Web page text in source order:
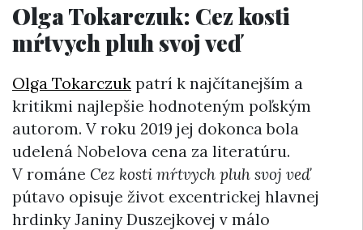
Olga Tokarczuk: Cez kosti
mŕtvych pluh svoj veď
Olga Tokarczuk patrí k najčítanejším a
kritikmi najlepšie hodnoteným poľským
autorom. V roku 2019 jej dokonca bola
udelená Nobelova cena za literatúru.
V románe Cez kosti mŕtvych pluh svoj veď
pútavo opisuje život excentrickej hlavnej
hrdinky Janiny Duszejkovej v málo